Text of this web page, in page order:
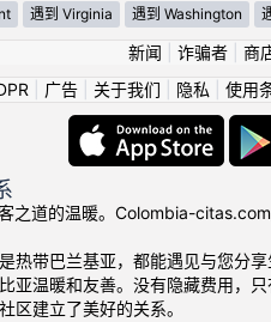
遇到 Virginia 遇到 Washington
新闻 诈骗者| 商
广告 关于我们 隐私 使用
之道的温暖。Colombia-
带巴兰基亚，都能遇见与您分
温暖和友善。没有隐藏费用，只
区建立了美好的关系。